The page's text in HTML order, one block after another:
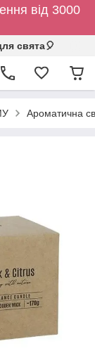
від 3000
свята🎈
Ароматична